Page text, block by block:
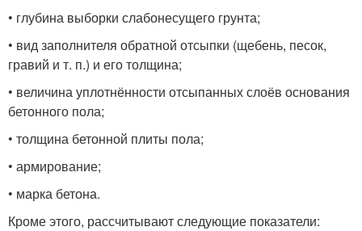
• глубина выборки слабонесущего грунта;
• вид заполнителя обратной отсыпки (щебень, песок,
гравий и т. п.) и его толщина;
• величина уплотнённости отсыпанных слоёв основания
бетонного пола;
• толщина бетонной плиты пола;
• армирование;
• марка бетона.
Кроме этого, рассчитывают следующие показатели: